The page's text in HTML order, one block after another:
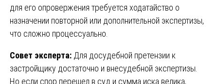
для его опровержения требуется ходатайство о
назначении повторной или дополнительной экспертизы,
что сложно процессуально.
Совет эксперта: Для досудебной претензии к
застройщику достаточно и внесудебной экспертизы.
Но если спор перешел в суд и сумма иска велика,